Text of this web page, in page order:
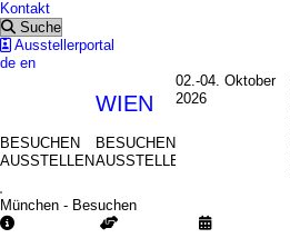
Kontakt
Suche
Ausstellerportal
de en
MÜNCHEN
BESUCHEN
AUSSTELLEN
WIEN
BESUCHEN
AUSSTELLEN
02.-04. Oktober
2026
München - Besuchen